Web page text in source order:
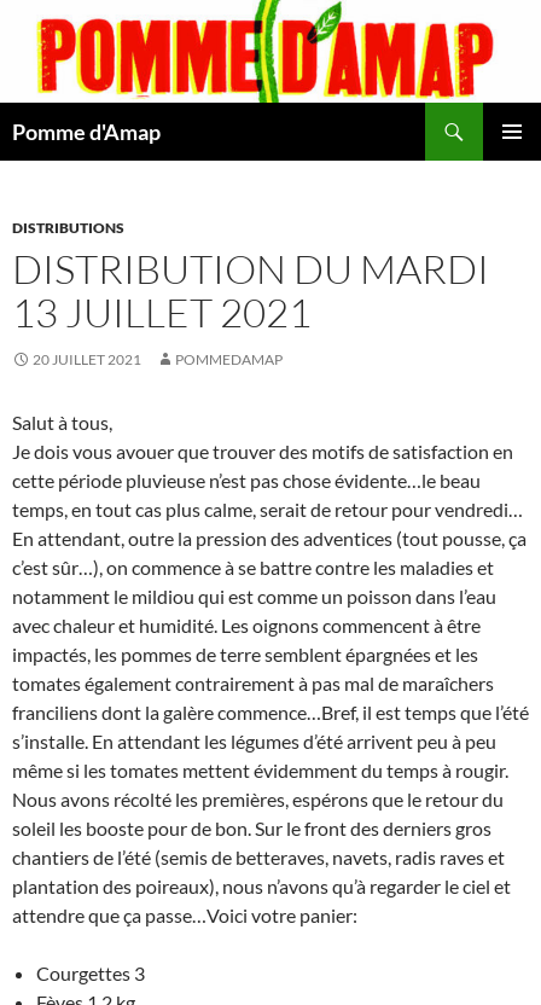
contenu
Pomme d'Amap
DISTRIBUTIONS
DISTRIBUTION DU MARDI
13 JUILLET 2021
20 JUILLET 2021 POMMEDAMAP
Salut à tous,
Je dois vous avouer que trouver des motifs de satisfaction en
cette période pluvieuse n’est pas chose évidente…le beau
temps, en tout cas plus calme, serait de retour pour vendredi…
En attendant, outre la pression des adventices (tout pousse, ça
c’est sûr…), on commence à se battre contre les maladies et
notamment le mildiou qui est comme un poisson dans l’eau
avec chaleur et humidité. Les oignons commencent à être
impactés, les pommes de terre semblent épargnées et les
tomates également contrairement à pas mal de maraîchers
franciliens dont la galère commence…Bref, il est temps que l’été
s’installe. En attendant les légumes d’été arrivent peu à peu
même si les tomates mettent évidemment du temps à rougir.
Nous avons récolté les premières, espérons que le retour du
soleil les booste pour de bon. Sur le front des derniers gros
chantiers de l’été (semis de betteraves, navets, radis raves et
plantation des poireaux), nous n’avons qu’à regarder le ciel et
attendre que ça passe…Voici votre panier:
Courgettes 3